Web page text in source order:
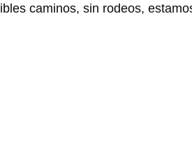
caminos, sin rodeos,